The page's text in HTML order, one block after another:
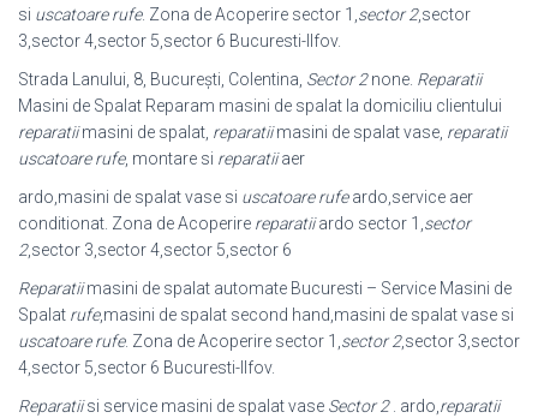
si uscatoare rufe. Zona de Acoperire sector 1,sector 2,sector
3,sector 4,sector 5,sector 6 Bucuresti-Ilfov.
Strada Lanului, 8, București, Colentina, Sector 2none. Reparatii
Masini de Spalat Reparam masini de spalat la domiciliu clientului
reparatiimasini de spalat, reparatiimasini de spalat vase, reparatii
uscatoare rufe, montare si reparatiiaer
ardo,masini de spalat vase si uscatoare rufeardo,service aer
conditionat. Zona de Acoperire reparatiiardo sector 1,sector
2,sector 3,sector 4,sector 5,sector 6
Reparatiimasini de spalat automate Bucuresti – Service Masini de
Spalat rufe,masini de spalat second hand,masini de spalat vase si
uscatoare rufe. Zona de Acoperire sector 1,sector 2,sector 3,sector
4,sector 5,sector 6 Bucuresti-Ilfov.
Reparatiisi service masini de spalat vase Sector 2. ardo,reparatii